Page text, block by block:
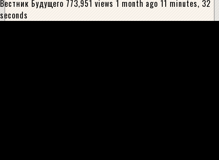
Вестник Будущего 773,951 views 1 month ago 11 minutes, 32
seconds